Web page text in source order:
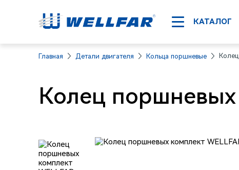
КАТАЛОГ
Главная Детали двигателя Кольца поршневые
Колец поршневых